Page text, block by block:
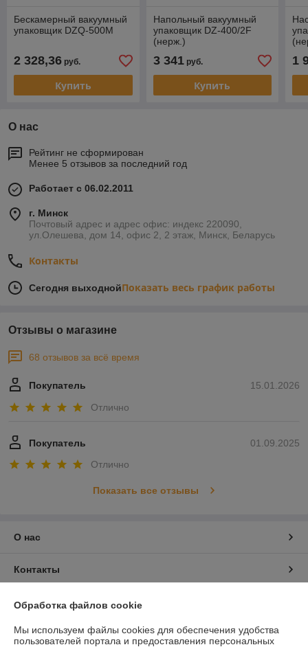
Бескамерный вакуумный
упаковщик DZQ-500M
2 328,36 руб.
Купить
Напольный вакуумный
упаковщик DZ-400/2F
(нерж.)
3 341руб.
Купить
1
О нас
Рейтинг не сформирован
Менее 5 отзывов за последний год
Работает с 06.02.2011
г. Минск
Почтовый адрес и адрес офис: индекс 220090,
ул.Олешева, дом 14, офис 2, 2 этаж, Минск, Беларусь
Контакты
Сегодня выходнойПоказать весь график работы
Отзывы о магазине
68 отзывов за всё время
15.01.2026
Покупатель
Отлично
01.09.2025
Покупатель
Отлично
Показать все отзывы
О нас
Контакты
Доставка и оплата
График работы
Обработка файлов cookie
Мы используем файлы cookies для обеспечения удобства
пользователей портала и предоставления персональных